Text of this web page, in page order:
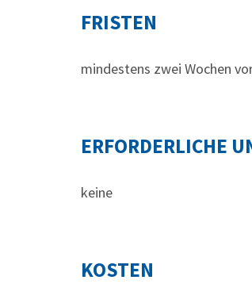
FRISTEN
mindestens zwei Wochen
ERFORDERLICHE
keine
KOSTEN